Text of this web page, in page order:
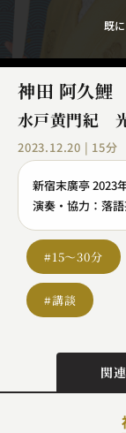
既
神田 阿久鯉
水戸黄門紀
2023.12.20 | 15分
新宿末廣亭 2023
演奏・協力：落
#15～30分
#講談
関